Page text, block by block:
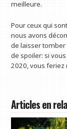
meilleure.
Pour ceux qui
nous avons
de laisser tomber
de spoiler: si
2020, vous feriez
Articles en